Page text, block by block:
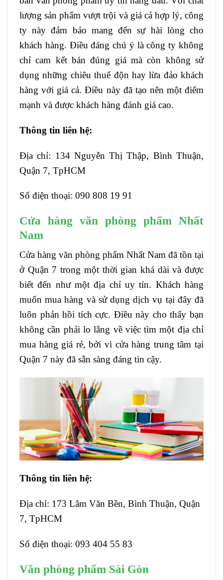
lượng sản phẩm vượt trội và giá cả hợp lý, công
ty này đảm bảo mang đến sự hài lòng cho
khách hàng. Điều đáng chú ý là công ty không
chỉ cam kết bán đúng giá mà còn không sử
dụng những chiêu thuế độn hay lừa đảo khách
hàng với giá cả. Điều này đã tạo nên một điểm
mạnh và được khách hàng đánh giá cao.
Thông tin liên hệ:
Địa chỉ: 134 Nguyễn Thị Thập, Bình Thuận,
Quận 7, TpHCM
Số điện thoại: 090 808 19 91
Cửa hàng văn phòng phẩm Nhất
Nam
Cửa hàng văn phòng phẩm Nhất Nam đã tồn tại
ở Quận 7 trong một thời gian khá dài và được
biết đến như một địa chỉ uy tín. Khách hàng
muốn mua hàng và sử dụng dịch vụ tại đây đã
luôn phản hồi tích cực. Điều này cho thấy bạn
không cần phải lo lắng về việc tìm một địa chỉ
mua hàng giá rẻ, bởi vì cửa hàng trung tâm tại
Quận 7 này đã sẵn sàng đáng tin cậy.
Thông tin liên hệ:
Địa chỉ: 173 Lâm Văn Bền, Bình Thuận, Quận
7, TpHCM
Số điện thoại: 093 404 55 83
Văn phòng phẩm Sài Gòn